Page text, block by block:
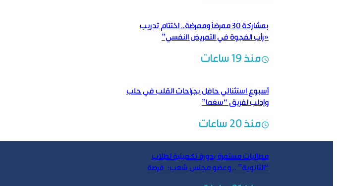
بمشاركة 30 ممرضاً وممرضة.. اختتام تدريب
«رأب الفجوة في التمريض النفسي”
منذ 19 ساعات
أسبوع استثنائي حافل بجراحات القلب في حلب
وإدلب لفريق “سغما”
منذ 20 ساعات
مطالبات مستمرة بدورة تكميلية لطلاب
“الثانوية” .. وعضو مجلس شعب: فرصة